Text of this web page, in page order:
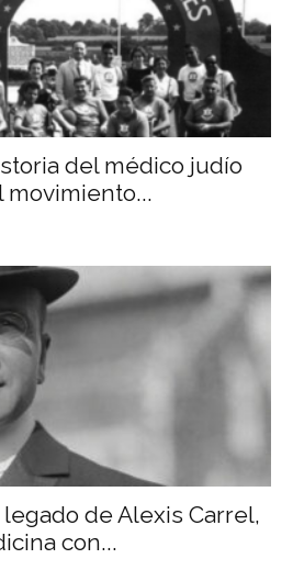
del médico judío
movimiento...
de Alexis Carrel,
con...